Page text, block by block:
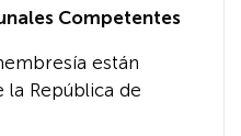
Competentes
están
la República de